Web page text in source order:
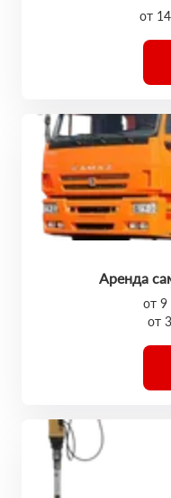
от
Аренда
от 9
от